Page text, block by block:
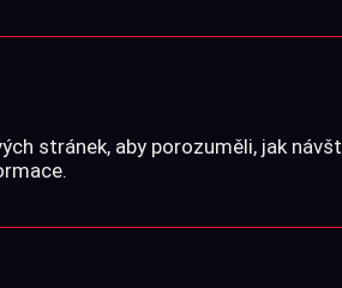
stránek, aby porozuměli, jak